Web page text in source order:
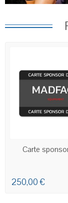
SERA
COMPTE CLIENT
Carte
250,00 €